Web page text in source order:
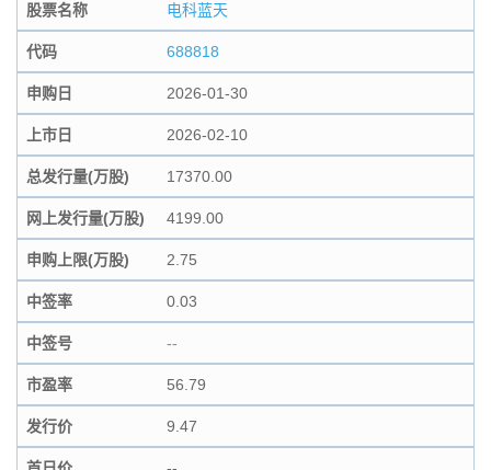
股票名称 电科蓝天
代码 688818
申购日 2026-01-30
上市日 2026-02-10
总发行量(万股) 17370.00
网上发行量(万股) 4199.00
申购上限(万股) 2.75
中签率 0.03
中签号 --
市盈率 56.79
发行价 9.47